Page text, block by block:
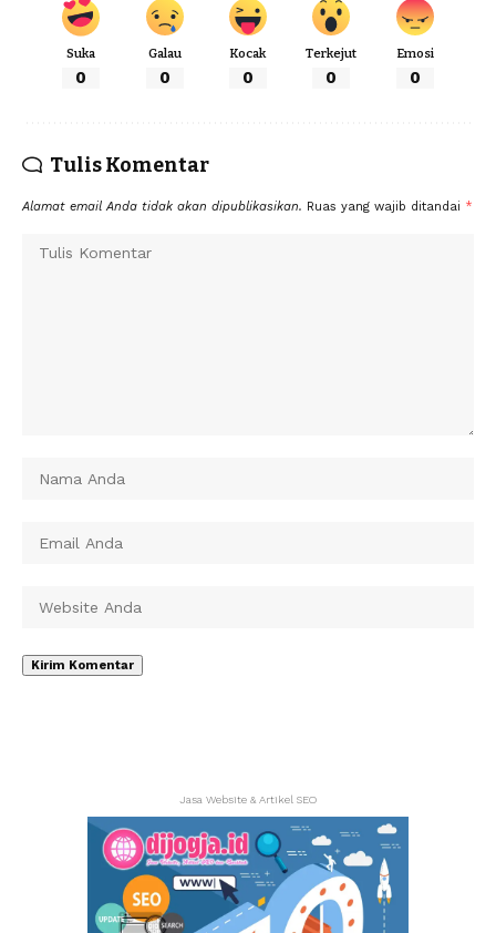
Suka
0
Galau
0
Kocak
0
Terkejut
0
Emosi
0
Tulis Komentar
Alamat email Anda tidak akan dipublikasikan. Ruas yang wajib ditandai *
Jasa Website & Artikel SEO